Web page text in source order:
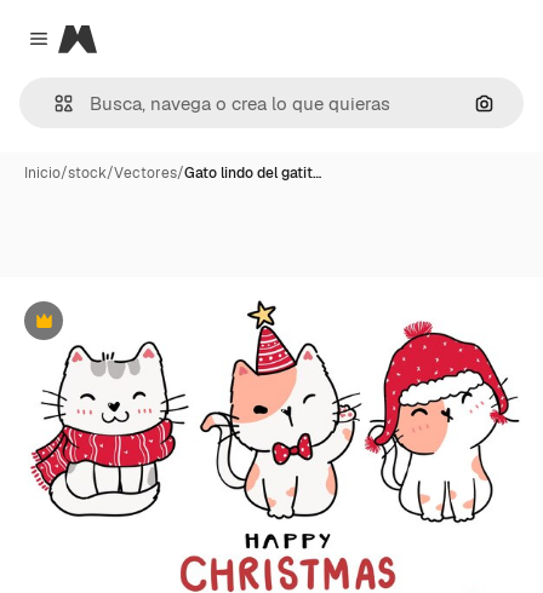
Close menu
Magnific
Inicio/stock/Vectores/Gato lindo del gatit…
Premium